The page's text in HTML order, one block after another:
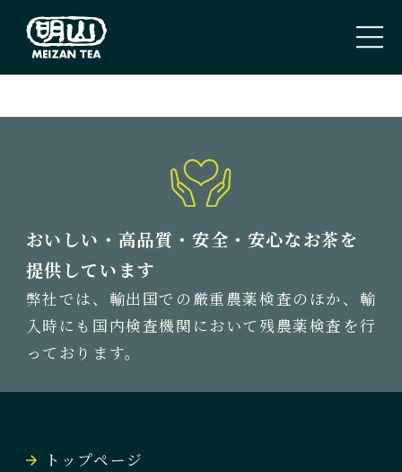
ABOUT US
取扱商品
TEA
新着情報
おいしい・高品質・安全・安心なお茶を
提供しています
弊社では、輸出国での厳重農薬検査のほか、輸
入時にも国内検査機関において残農薬検査を行
っております。
トップページ